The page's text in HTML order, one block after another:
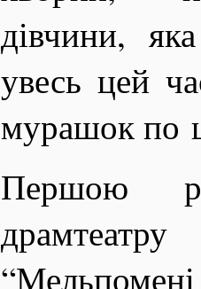
дівчини,
увесь цей
мурашок по
Першою